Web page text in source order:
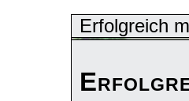
Erfolgreich